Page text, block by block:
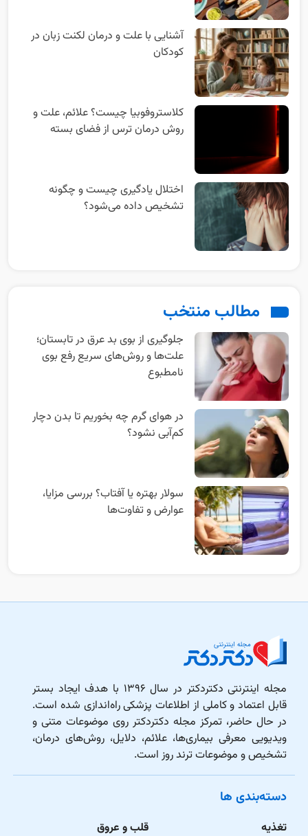
آشنایی با علت و درمان لکنت زبان در
کودکان
کلاستروفوبیا چیست؟ علائم، علت و
روش درمان ترس از فضای بسته
اختلال یادگیری چیست و چگونه
تشخیص داده می‌شود؟
مطالب منتخب
جلوگیری از بوی بد عرق در تابستان؛
علت‌ها و روش‌های سریع رفع بوی
نامطبوع
در هوای گرم چه بخوریم تا بدن دچار
کم‌آبی نشود؟
سولار بهتره یا آفتاب؟ بررسی مزایا،
عوارض و تفاوت‌ها
مجله اینترنتی دکتردکتر در سال ۱۳۹۶ با هدف ایجاد بستر
قابل اعتماد و کاملی از اطلاعات پزشکی راه‌اندازی شده است.
در حال حاضر، تمرکز مجله دکتردکتر روی موضوعات متنی و
ویدیویی معرفی بیماری‌ها، علائم، دلایل، روش‌های درمان،
تشخیص و موضوعات ترند روز است.
دسته‌بندی ها
تغذیه قلب و عروق